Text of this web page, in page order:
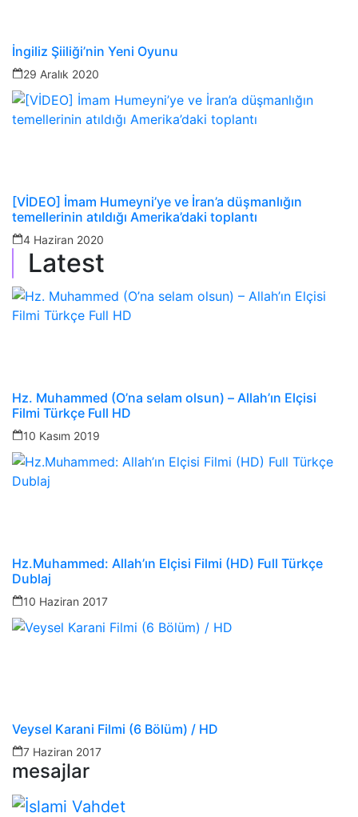
İngiliz Şiiliği’nin Yeni Oyunu
29 Aralık 2020
[VİDEO] İmam Humeyni’ye ve İran’a düşmanlığın
temellerinin atıldığı Amerika’daki toplantı
4 Haziran 2020
Latest
Hz. Muhammed (O’na selam olsun) – Allah’ın Elçisi
Filmi Türkçe Full HD
10 Kasım 2019
Hz.Muhammed: Allah’ın Elçisi Filmi (HD) Full Türkçe
Dublaj
10 Haziran 2017
Veysel Karani Filmi (6 Bölüm) / HD
7 Haziran 2017
mesajlar